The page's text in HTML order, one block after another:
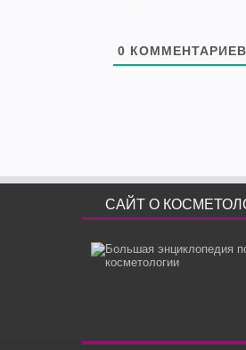
0 КОММЕНТАРИЕВ
САЙТ О